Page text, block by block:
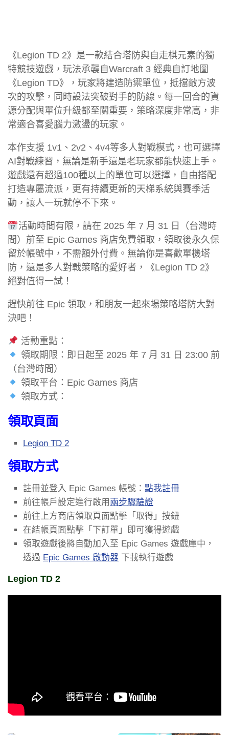
《Legion TD 2》是一款結合塔防與自走棋元素的獨
特競技遊戲，玩法承襲自Warcraft 3 經典自訂地圖
《Legion TD》，玩家將建造防禦單位，抵擋敵方波
次的攻擊，同時設法突破對手的防線。每一回合的資
源分配與單位升級都至關重要，策略深度非常高，非
常適合喜愛腦力激盪的玩家。
本作支援 1v1、2v2、4v4等多人對戰模式，也可選擇
AI對戰練習，無論是新手還是老玩家都能快速上手。
遊戲還有超過100種以上的單位可以選擇，自由搭配
打造專屬流派，更有持續更新的天梯系統與賽季活
動，讓人一玩就停不下來。
活動時間有限，請在 2025 年 7 月 31 日（台灣時
間）前至 Epic Games 商店免費領取，領取後永久保
留於帳號中，不需額外付費。無論你是喜歡單機塔
防，還是多人對戰策略的愛好者，《Legion TD 2》
絕對值得一試！
趕快前往 Epic 領取，和朋友一起來場策略塔防大對
決吧！
活動重點：
領取期限：即日起至 2025 年 7 月 31 日 23:00 前
（台灣時間）
領取平台：Epic Games 商店
領取方式：
領取頁面
Legion TD 2
領取方式
註冊並登入 Epic Games 帳號： 點我註冊
前往帳戶設定進行啟用 兩步驟驗證
前往上方商店領取頁面點擊「取得」按鈕
在結帳頁面點擊「下訂單」即可獲得遊戲
領取遊戲後將自動加入至 Epic Games 遊戲庫中，
透過 Epic Games 啟動器 下載執行遊戲
Legion TD 2